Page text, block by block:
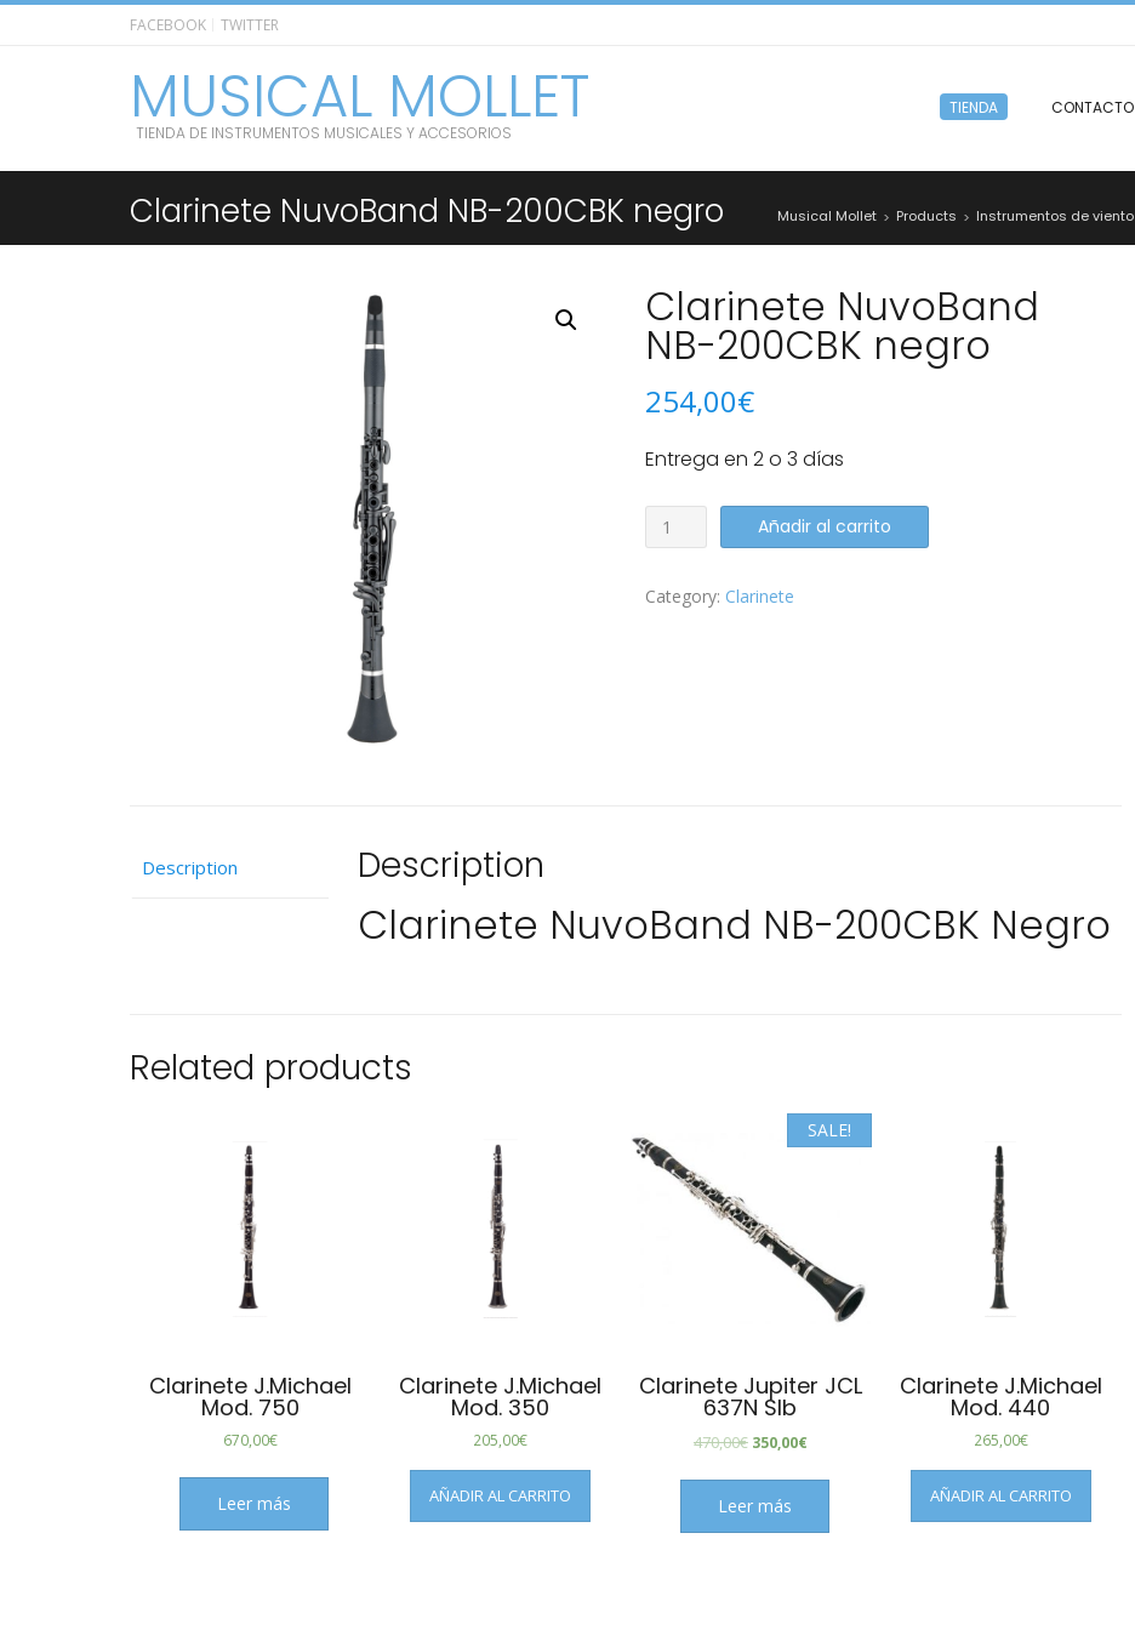
FACEBOOK TWITTER
MUSICAL MOLLET
TIENDA DE INSTRUMENTOS MUSICALES Y ACCESORIOS
TIENDA CONTACTO
Clarinete NuvoBand NB-200CBK negro Musical Mollet > Products > Instrumentos de viento
Clarinete NuvoBand
NB-200CBK negro
254,00€
Entrega en 2 o 3 días
Clarinete
NuvoBand
200CBK
Añadir al carrito
Category: Clarinete
Description Description
Clarinete NuvoBand NB-200CBK Negro
Related products
Clarinete J.Michael
Mod. 750
670,00€
Leer más
Clarinete J.Michael
Mod. 350
205,00€
AÑADIR AL CARRITO
SALE!
Clarinete Jupiter JCL
637N SIb
470,00€ 350,00€
Leer más
Clarinete J.Michael
Mod. 440
265,00€
AÑADIR AL CARRITO